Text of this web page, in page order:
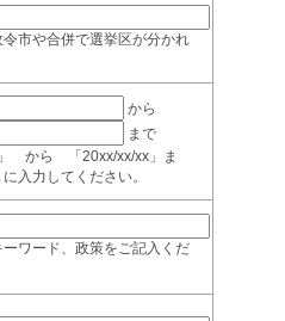
市や合併で選挙区が分かれ
から
まで
から 「20xx/xx/xx」ま
入力してください。
ワード、政策をご記入くだ